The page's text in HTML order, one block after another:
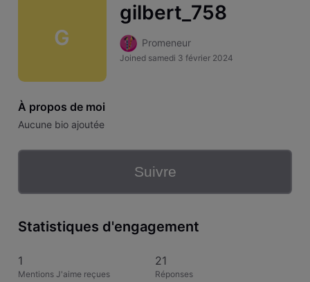
G
gilbert_758
Promeneur
Joined samedi 3 février 2024
À propos de moi
Aucune bio ajoutée
Suivre
Statistiques d'engagement
1
Mentions J'aime reçues
21
Réponses